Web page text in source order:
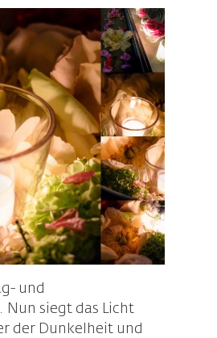
und
Nun siegt das Licht
der Dunkelheit und